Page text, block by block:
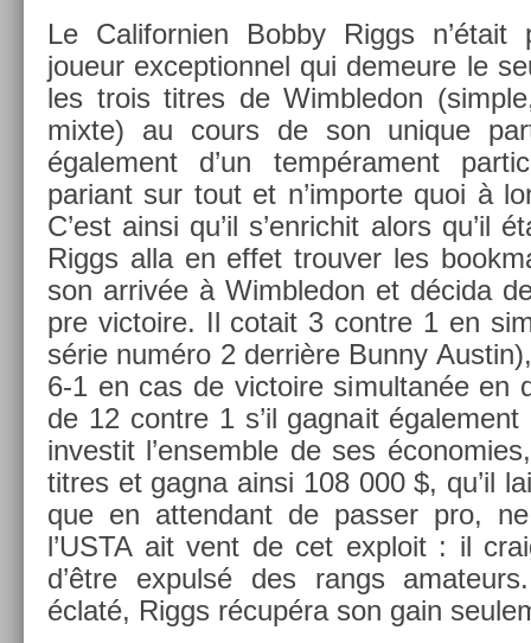
Le Califor­ni­en Bobby Riggs n’était
joueur ex­cep­tion­nel qui de­meure le
les trois tit­res de Wimbledon
mixte) au cours de son uni­que
égale­ment d’un tempéra­ment
pariant sur tout et n’im­porte quoi à
C’est ainsi qu’il s’en­richit alors qu’il
Riggs alla en effet trouv­er les
son arrivée à Wimbledon et décida
pre vic­toire. Il co­tait 3 con­tre 1 en
série numéro 2 derrière Bunny
6-1 en cas de vic­toire simul­tanée en
de 12 con­tre 1 s’il gag­nait
in­ves­tit l’en­semble de ses
tit­res et gagna ainsi 108 000 $, qu’il
que en at­tendant de pass­er pro,
l’USTA ait vent de cet ex­ploit : il
d’être ex­pulsé des rangs
éclaté, Riggs récupéra son gain